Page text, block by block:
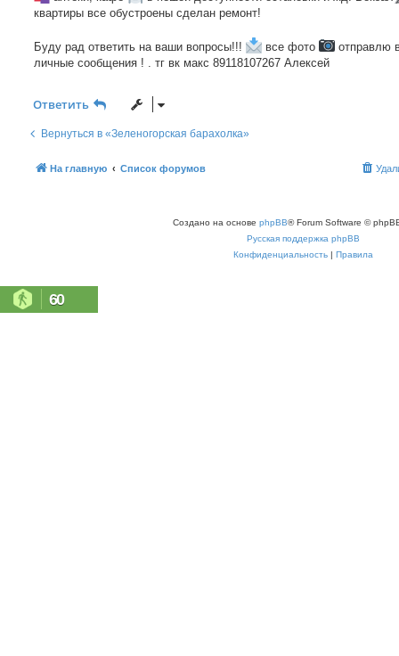
н
и
квартиры все обустроены сделан ремонт!
Буду рад ответить на ваши вопросы!!! все фото
отправлю
личные сообщения ! . тг вк макс 89118107267 Алексей
Ответить
Вернуться в «Зеленогорская барахолка»
На главную Список форумов
Создано на основе phpBB® Forum Software ©
Русская поддержка phpBB
Конфиденциальность | Правила
60